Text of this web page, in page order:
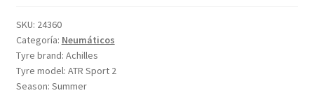
R19
98W
cantidad
SKU: 24360
Categoría: Neumáticos
Tyre brand: Achilles
Tyre model: ATR Sport 2
Season: Summer